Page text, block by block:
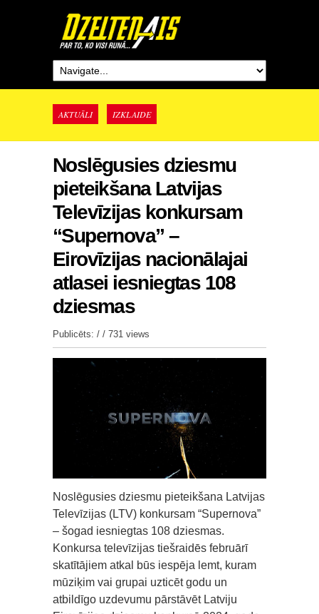
AKTUĀLI IZKLAIDE
Noslēgusies dziesmu
pieteikšana Latvijas
Televīzijas konkursam
“Supernova” –
Eirovīzijas nacionālajai
atlasei iesniegtas 108
dziesmas
Publicēts: / / 731 views
Noslēgusies dziesmu pieteikšana Latvijas
Televīzijas (LTV) konkursam “Supernova”
– šogad iesniegtas 108 dziesmas.
Konkursa televīzijas tiešraidēs februārī
skatītājiem atkal būs iespēja lemt, kuram
mūziķim vai grupai uzticēt godu un
atbildīgo uzdevumu pārstāvēt Latviju